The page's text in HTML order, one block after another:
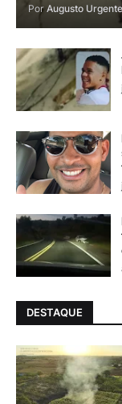
Por Augusto Urgente
DESTAQUE